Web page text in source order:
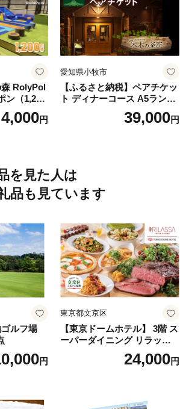
森 RolyPol
ン（1,200
4,000円
愛知県小牧市
【ふるさと納税】ペアチケッ
ト ディナーコース A5ランク
飛騨牛 コース 記念日 お誕生
日 特別な日 完全個室 ノンア
県 小牧市 送料無料
39,000円
を見た人は
品も見ています
ゴルフ場
円
東京都文京区
【東京ドームホテル】 3階 ス
ーパーダイニング リラッサ
ランチブッフェ お食事券 大
人1名様分 関東 東京 ご利用
24,000円